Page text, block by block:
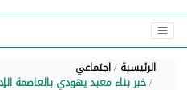
الرئيسية اجتماعي